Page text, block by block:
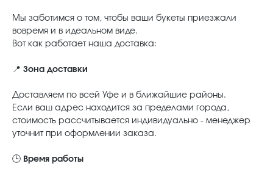
Мы заботимся о том, чтобы ваши букеты приезжали
вовремя и в идеальном виде.
Вот как работает наша доставка:
📍 Зона доставки
Доставляем по всей Уфе и в ближайшие районы.
Если ваш адрес находится за пределами города,
стоимость рассчитывается индивидуально - менеджер
уточнит при оформлении заказа.
🕒 Время работы